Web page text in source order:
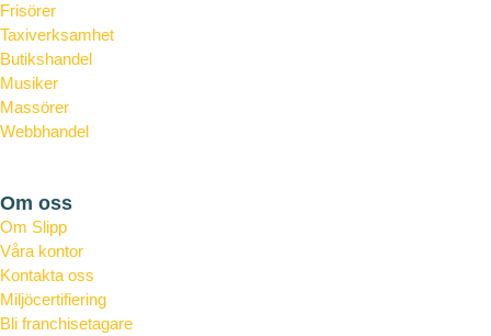
Frisörer
Taxiverksamhet
Butikshandel
Musiker
Massörer
Webbhandel
Om oss
Om Slipp
Våra kontor
Kontakta oss
Miljöcertifiering
Bli franchisetagare